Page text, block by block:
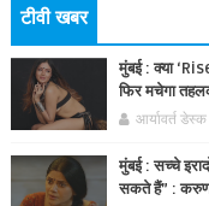
टीवी खबर
मुंबई : क्या
फिर मचेगा
आर्यावर्त डेस्क
मुंबई : सच्चे
सकते हैं” :